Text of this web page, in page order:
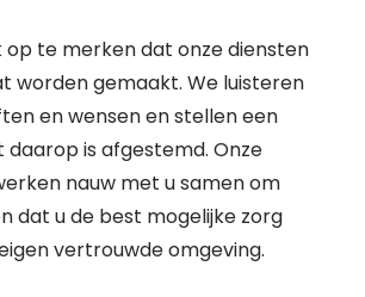
op te merken dat onze diensten
worden gemaakt. We luisteren
en wensen en stellen een
is afgestemd. Onze
nauw met u samen om
dat u de best mogelijke zorg
vertrouwde omgeving.